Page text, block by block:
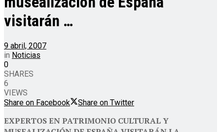
visitarán …
9 abril, 2007
in Noticias
0
SHARES
6
VIEWS
Share on Facebook
Share on Twitter
EXPERTOS EN PATRIMONIO CULTURAL Y